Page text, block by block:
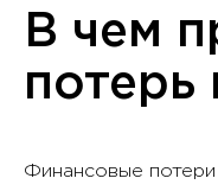
В чем
Финансовые